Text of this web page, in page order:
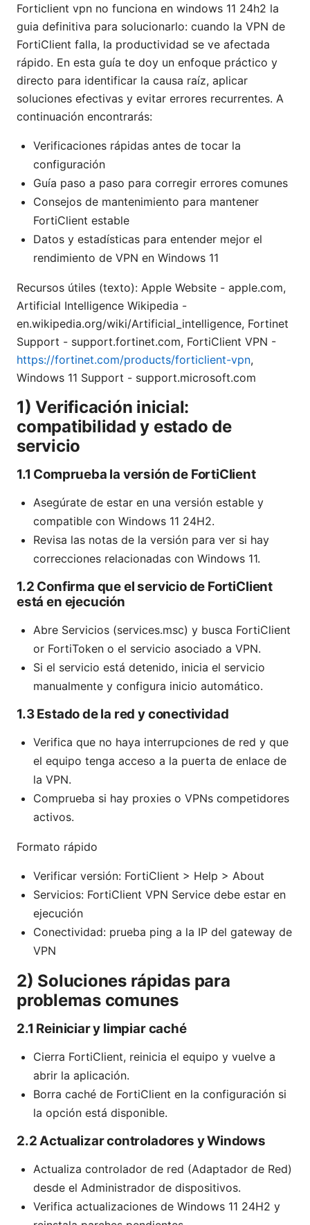
Forticlient vpn no funciona en windows 11 24h2 la
guia definitiva para solucionarlo: cuando la VPN de
FortiClient falla, la productividad se ve afectada
rápido. En esta guía te doy un enfoque práctico y
directo para identificar la causa raíz, aplicar
soluciones efectivas y evitar errores recurrentes. A
continuación encontrarás:
Verificaciones rápidas antes de tocar la
configuración
Guía paso a paso para corregir errores comunes
Consejos de mantenimiento para mantener
FortiClient estable
Datos y estadísticas para entender mejor el
rendimiento de VPN en Windows 11
Recursos útiles (texto): Apple Website - apple.com,
Artificial Intelligence Wikipedia -
en.wikipedia.org/wiki/Artificial_intelligence, Fortinet
Support - support.fortinet.com, FortiClient VPN -
https://fortinet.com/products/forticlient-vpn,
Windows 11 Support - support.microsoft.com
1) Verificación inicial:
compatibilidad y estado de
servicio
1.1 Comprueba la versión de FortiClient
Asegúrate de estar en una versión estable y
compatible con Windows 11 24H2.
Revisa las notas de la versión para ver si hay
correcciones relacionadas con Windows 11.
1.2 Confirma que el servicio de FortiClient
está en ejecución
Abre Servicios (services.msc) y busca FortiClient
or FortiToken o el servicio asociado a VPN.
Si el servicio está detenido, inicia el servicio
manualmente y configura inicio automático.
1.3 Estado de la red y conectividad
Verifica que no haya interrupciones de red y que
el equipo tenga acceso a la puerta de enlace de
la VPN.
Comprueba si hay proxies o VPNs competidores
activos.
Formato rápido
Verificar versión: FortiClient > Help > About
Servicios: FortiClient VPN Service debe estar en
ejecución
Conectividad: prueba ping a la IP del gateway de
VPN
2) Soluciones rápidas para
problemas comunes
2.1 Reiniciar y limpiar caché
Cierra FortiClient, reinicia el equipo y vuelve a
abrir la aplicación.
Borra caché de FortiClient en la configuración si
la opción está disponible.
2.2 Actualizar controladores y Windows
Actualiza controlador de red (Adaptador de Red)
desde el Administrador de dispositivos.
Verifica actualizaciones de Windows 11 24H2 y